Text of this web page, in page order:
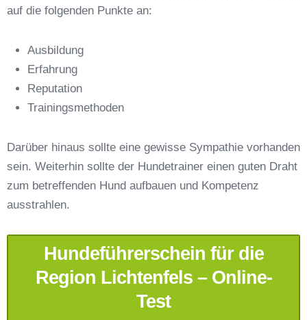
Telefonnummer*
auf die folgenden Punkte an:
Ausbildung
Erfahrung
Reputation
Trainingsmethoden
Darüber hinaus sollte eine gewisse Sympathie vorhanden
sein. Weiterhin sollte der Hundetrainer einen guten Draht
zum betreffenden Hund aufbauen und Kompetenz
ausstrahlen.
Hundeführerschein für die
Region Lichtenfels – Online-
Test